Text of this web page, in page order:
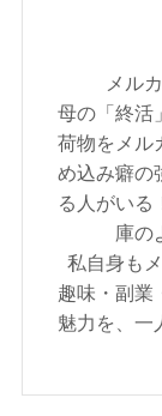
メル
母の「終活
荷物をメル
め込み癖の
る人がいる
庫の
私自身も
趣味・副業
魅力を、一